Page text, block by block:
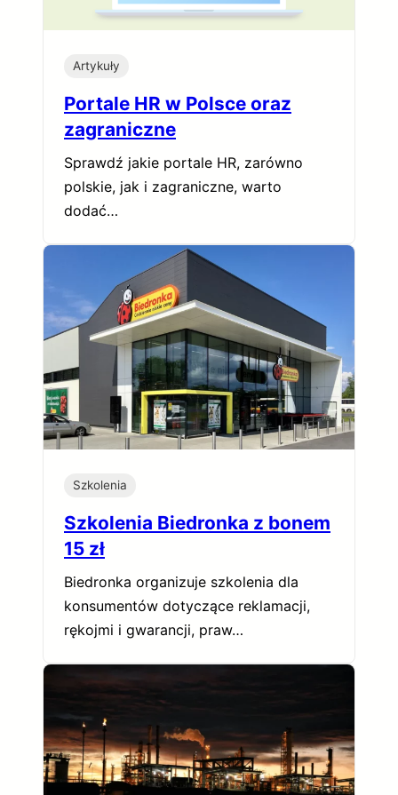
Artykuły
Portale HR w Polsce oraz
zagraniczne
Sprawdź jakie portale HR, zarówno
polskie, jak i zagraniczne, warto
dodać…
Szkolenia
Szkolenia Biedronka z bonem
15 zł
Biedronka organizuje szkolenia dla
konsumentów dotyczące reklamacji,
rękojmi i gwarancji, praw…